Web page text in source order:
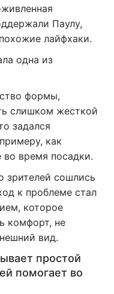
Паулу,
лайфхаки.
одна из
формы,
слишком жесткой
задался
как
во время посадки.
зрителей сошлись
к проблеме стал
которое
комфорт, не
вид.
простой
помогает во